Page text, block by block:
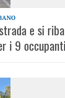
e si
i 9